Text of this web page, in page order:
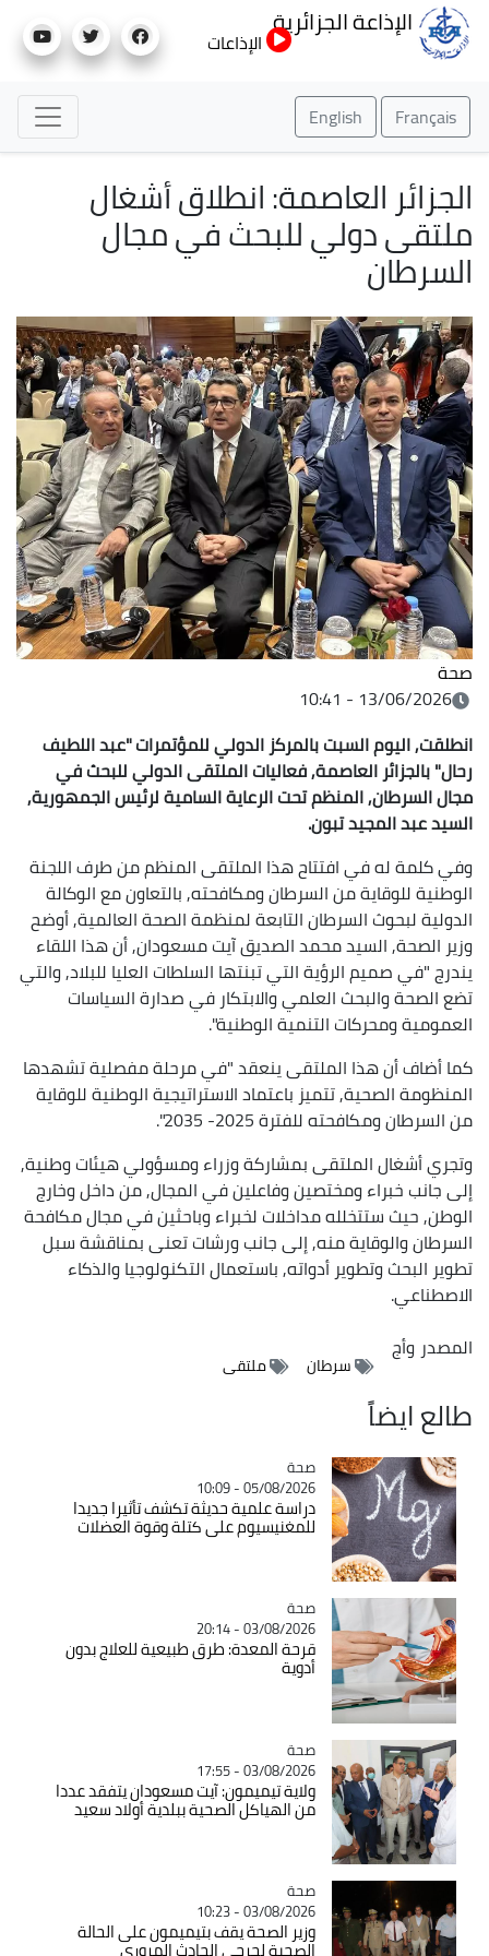
إلى
الإذاعة الجزائرية
الإذاعات
Français
English
الجزائر العاصمة: انطلاق أشغال
ملتقى دولي للبحث في مجال
السرطان
صحة
13/06/2026 - 10:41
انطلقت, اليوم السبت بالمركز الدولي للمؤتمرات "عبد اللطيف
رحال" بالجزائر العاصمة, فعاليات الملتقى الدولي للبحث في
مجال السرطان, المنظم تحت الرعاية السامية لرئيس الجمهورية,
السيد عبد المجيد تبون.
وفي كلمة له في افتتاح هذا الملتقى المنظم من طرف اللجنة
الوطنية للوقاية من السرطان ومكافحته, بالتعاون مع الوكالة
الدولية لبحوث السرطان التابعة لمنظمة الصحة العالمية, أوضح
وزير الصحة, السيد محمد الصديق آيت مسعودان, أن هذا اللقاء
يندرج "في صميم الرؤية التي تبنتها السلطات العليا للبلاد, والتي
تضع الصحة والبحث العلمي والابتكار في صدارة السياسات
العمومية ومحركات التنمية الوطنية".
كما أضاف أن هذا الملتقى ينعقد "في مرحلة مفصلية تشهدها
المنظومة الصحية, تتميز باعتماد الاستراتيجية الوطنية للوقاية
من السرطان ومكافحته للفترة 2025- 2035".
وتجري أشغال الملتقى بمشاركة وزراء ومسؤولي هيئات وطنية,
إلى جانب خبراء ومختصين وفاعلين في المجال, من داخل وخارج
الوطن, حيث ستتخلله مداخلات لخبراء وباحثين في مجال مكافحة
السرطان والوقاية منه, إلى جانب ورشات تعنى بمناقشة سبل
تطوير البحث وتطوير أدواته, باستعمال التكنولوجيا والذكاء
الاصطناعي.
المصدروأج
سرطان ملتقى
طالع ايضاً
Catégorie
صحة
05/08/2026 - 10:09
دراسة علمية حديثة تكشف تأثيرا جديدا
للمغنيسيوم على كتلة وقوة العضلات
Catégorie
صحة
03/08/2026 - 20:14
قرحة المعدة: طرق طبيعية للعلاج بدون
أدوية
Catégorie
صحة
03/08/2026 - 17:55
ولاية تيميمون: آيت مسعودان يتفقد عددا
من الهياكل الصحية ببلدية أولاد سعيد
Catégorie
صحة
03/08/2026 - 10:23
وزير الصحة يقف بتيميمون على الحالة
الصحية لجرحى الحادث المروري